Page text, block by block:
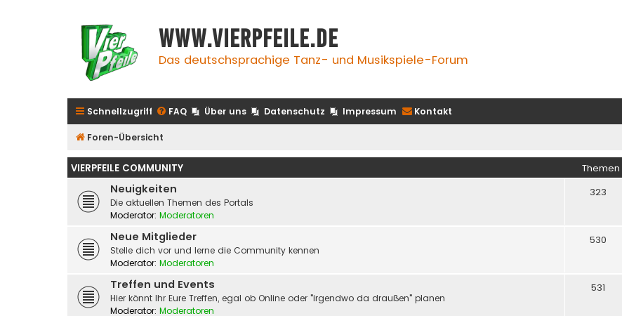
www.vierpfeile.de
Das deutschsprachige Tanz- und Musikspiele-Forum
Schnellzugriff FAQ Über uns Datenschutz Impressum Kontakt
Foren-Übersicht
VIERPFEILE COMMUNITY Themen
Neuigkeiten
Die aktuellen Themen des Portals
Moderator: Moderatoren
323
Neue Mitglieder
Stelle dich vor und lerne die Community kennen
Moderator: Moderatoren
530
Treffen und Events
Hier könnt Ihr Eure Treffen, egal ob Online oder "irgendwo da draußen" planen
Moderator: Moderatoren
531